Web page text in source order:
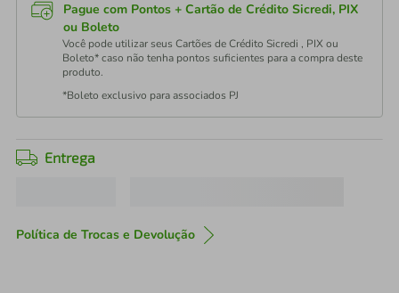
Pague com Pontos + Cartão de Crédito Sicredi, PIX
ou Boleto
Você pode utilizar seus Cartões de Crédito Sicredi , PIX ou
Boleto* caso não tenha pontos suficientes para a compra deste
produto.
*Boleto exclusivo para associados PJ
Entrega
Política de Trocas e Devolução